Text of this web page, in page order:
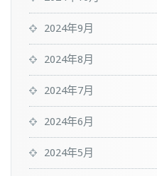
2024年9月
2024年8月
2024年7月
2024年6月
2024年5月